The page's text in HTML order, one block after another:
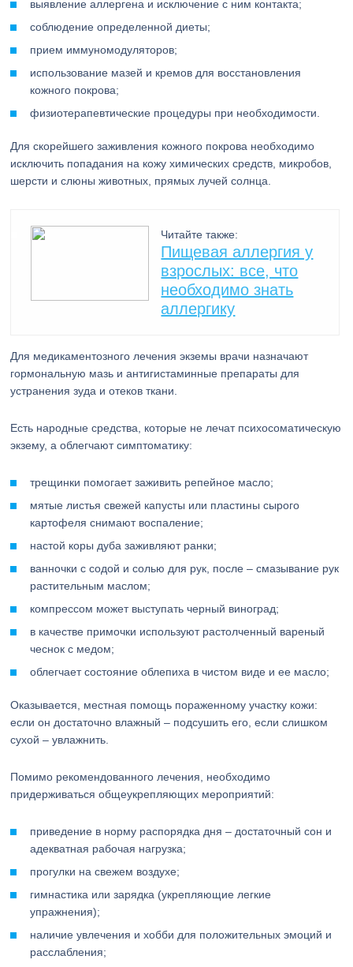
выявление аллергена и исключение с ним контакта;
соблюдение определенной диеты;
прием иммуномодуляторов;
использование мазей и кремов для восстановления
кожного покрова;
физиотерапевтические процедуры при необходимости.
Для скорейшего заживления кожного покрова необходимо
исключить попадания на кожу химических средств, микробов,
шерсти и слюны животных, прямых лучей солнца.
Читайте также:
Пищевая аллергия у
взрослых: все, что
необходимо знать
аллергику
Для медикаментозного лечения экземы врачи назначают
гормональную мазь и антигистаминные препараты для
устранения зуда и отеков ткани.
Есть народные средства, которые не лечат психосоматическую
экзему, а облегчают симптоматику:
трещинки помогает заживить репейное масло;
мятые листья свежей капусты или пластины сырого
картофеля снимают воспаление;
настой коры дуба заживляют ранки;
ванночки с содой и солью для рук, после – смазывание рук
растительным маслом;
компрессом может выступать черный виноград;
в качестве примочки используют растолченный вареный
чеснок с медом;
облегчает состояние облепиха в чистом виде и ее масло;
Оказывается, местная помощь пораженному участку кожи:
если он достаточно влажный – подсушить его, если слишком
сухой – увлажнить.
Помимо рекомендованного лечения, необходимо
придерживаться общеукрепляющих мероприятий:
приведение в норму распорядка дня – достаточный сон и
адекватная рабочая нагрузка;
прогулки на свежем воздухе;
гимнастика или зарядка (укрепляющие легкие
упражнения);
наличие увлечения и хобби для положительных эмоций и
расслабления;